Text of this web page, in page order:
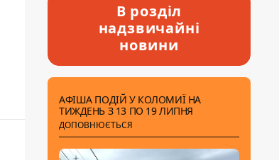
В розділ
надзвичайні
новини
АФІША ПОДІЙ У КОЛОМИЇ НА
ТИЖДЕНЬ З 13 ПО 19 ЛИПНЯ
ДОПОВНЮЄТЬСЯ